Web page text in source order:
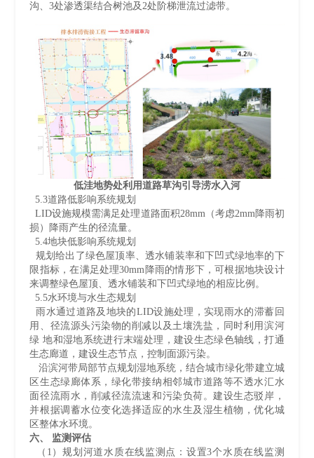
沟、3处渗透渠结合树池及2处阶梯泄流过滤带。
低洼地势处利用道路草沟引导涝水入河
5.3道路低影响系统规划
LID设施规模需满足处理道路面积28mm（考虑2mm降雨初
损）降雨产生的径流量。
5.4地块低影响系统规划
规划给出了绿色屋顶率、透水铺装率和下凹式绿地率的下
限指标，在满足处理30mm降雨的情形下，可根据地块设计
来调整绿色屋顶、透水铺装和下凹式绿地的相应比例。
5.5水环境与水生态规划
雨水通过道路及地块的LID设施处理，实现雨水的滞蓄回
用、径流源头污染物的削减以及土壤洗盐，同时利用滨河
绿 地和湿地系统进行末端处理，建设生态绿色轴线，打通
生态廊道，建设生态节点，控制面源污染。
沿滨河带局部节点规划湿地系统，结合城市绿化带建立城
区生态绿廊体系，绿化带接纳相邻城市道路等不透水汇水
面径流雨水，削减径流流速和污染负荷。建设生态驳岸，
并根据调蓄水位变化选择适应的水生及湿生植物，优化城
区整体水环境。
六、 监测评估
（1）规划河道水质在线监测点：设置3个水质在线监测